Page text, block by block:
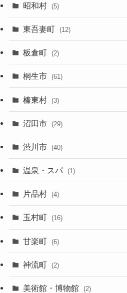
昭和村 (5)
東吾妻町 (12)
板倉町 (2)
桐生市 (61)
榛東村 (3)
沼田市 (29)
渋川市 (40)
温泉・スパ (1)
片品村 (4)
玉村町 (16)
甘楽町 (6)
神流町 (2)
美術館・博物館 (2)